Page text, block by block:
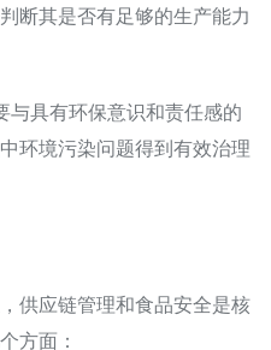
断其是否有足够的生产能力
与具有环保意识和责任感的
环境污染问题得到有效治理
供应链管理和食品安全是核
方面：